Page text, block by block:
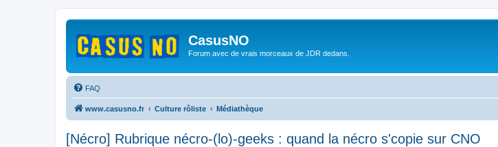
CasusNO
Forum avec de vrais morceaux de JDR dedans.
FAQ
www.casusno.fr Culture rôliste Médiathèque
[Nécro] Rubrique nécro-(lo)-geeks : quand la nécro s'copie sur CNO